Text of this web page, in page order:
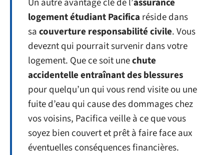
logement étudiant Pacifica réside dans
sacouverture responsabilité civile. Vous
deveznt qui pourrait survenir dans votre
logement. Que ce soit unechute
accidentelle entraînant des blessures
pour quelqu’un qui vous rend visite ou une
fuite d’eau qui cause des dommages chez
vos voisins, Pacifica veille à ce que vous
soyez bien couvert et prêt à faire face aux
éventuelles conséquences financières.